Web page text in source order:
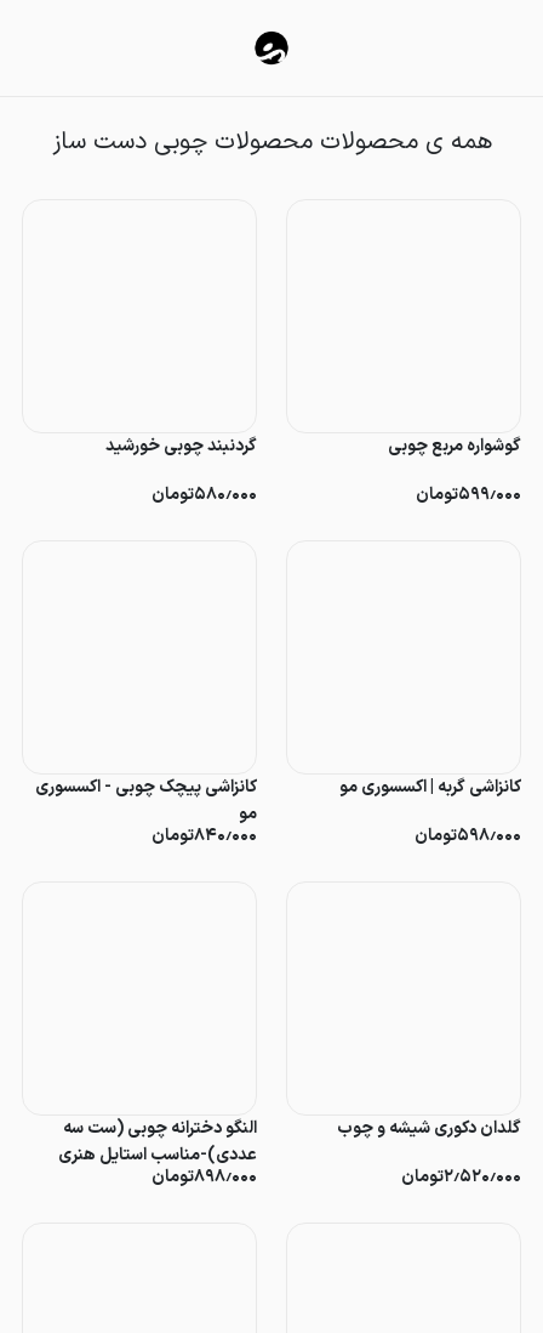
همه ی محصولات محصولات چوبی دست ساز
گوشواره مربع چوبی
۵۹۹٫۰۰۰تومان
گردنبند چوبی خورشید
۵۸۰٫۰۰۰تومان
کانزاشی گربه | اکسسوری مو
۵۹۸٫۰۰۰تومان
کانزاشی پیچک چوبی - اکسسوری
مو
۸۴۰٫۰۰۰تومان
گلدان دکوری شیشه و چوب
۲٫۵۲۰٫۰۰۰تومان
النگو دخترانه چوبی (ست سه
عددی)-مناسب استایل هنری
۸۹۸٫۰۰۰تومان